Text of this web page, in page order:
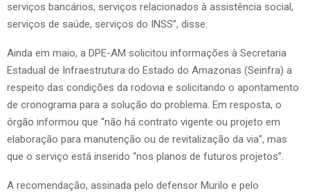
serviços bancários, serviços relacionados à assistência social,
serviços de saúde, serviços do INSS”, disse.
Ainda em maio, a DPE-AM solicitou informações à Secretaria
Estadual de Infraestrutura do Estado do Amazonas (Seinfra) a
respeito das condições da rodovia e solicitando o apontamento
de cronograma para a solução do problema. Em resposta, o
órgão informou que “não há contrato vigente ou projeto em
elaboração para manutenção ou de revitalização da via”, mas
que o serviço está inserido “nos planos de futuros projetos”.
A recomendação, assinada pelo defensor Murilo e pelo